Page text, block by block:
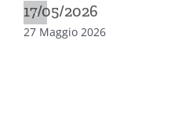
17/05/2026
27 Maggio 2026